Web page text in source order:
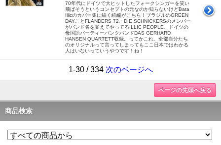
70年代にドイツで大ヒットしたフォークシンガーを笑い
飛ばそうというコンセプトの元なのか知らないけどBata
Illicのカバー集に続く続編がこちら！ブラジルのGREEN
DAYことFLANDERS 72、DIE SCHNICKERSのメンバー
がバンド名を変えてやってるILLIC PEOPLE、ドイツの
母国語パーティーパンクバンドDAS GERHARD
HANSEN QUARTETT収録。ってかこれ、全部自分たち
のオリジナルって言ってしまってもここ日本ではわかる
人はいないっていうやつです！ね！
1-30 / 334 次のページへ
ページの先頭へ戻る
商品検索